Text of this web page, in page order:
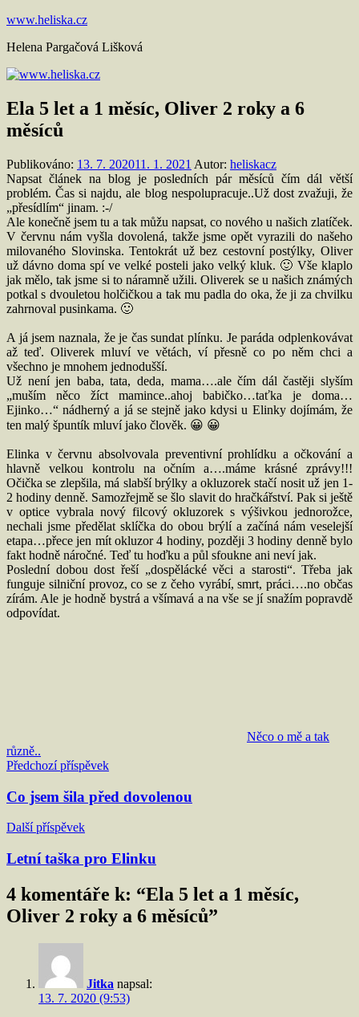
Přejít
obsahu
www.heliska.cz
Helena Pargačová Lišková
Ela 5 let a 1 měsíc, Oliver 2 roky a 6
měsíců
Publikováno: 13. 7. 202011. 1. 2021 Autor: heliskacz
Napsat článek na blog je posledních pár měsíců čím dál větší
problém. Čas si najdu, ale blog nespolupracuje..Už dost zvažuji, že
„přesídlím“ jinam. :-/
Ale konečně jsem tu a tak můžu napsat, co nového u našich zlatíček.
V červnu nám vyšla dovolená, takže jsme opět vyrazili do našeho
milovaného Slovinska. Tentokrát už bez cestovní postýlky, Oliver
už dávno doma spí ve velké posteli jako velký kluk. 🙂 Vše klaplo
jak mělo, tak jsme si to náramně užili. Oliverek se u našich známých
potkal s dvouletou holčičkou a tak mu padla do oka, že ji za chvilku
zahrnoval pusinkama. 🙂
A já jsem naznala, že je čas sundat plínku. Je paráda odplenkovávat
až teď. Oliverek mluví ve větách, ví přesně co po něm chci a
všechno je mnohem jednodušší.
Už není jen baba, tata, deda, mama….ale čím dál častěji slyším
„muším něco žíct mamince..ahoj babičko…taťka je doma…
Ejinko…“ nádherný a já se stejně jako kdysi u Elinky dojímám, že
ten malý špuntík mluví jako člověk. 😀 😀
Elinka v červnu absolvovala preventivní prohlídku a očkování a
hlavně velkou kontrolu na očním a….máme krásné zprávy!!!
Očička se zlepšila, má slabší brýlky a okluzorek stačí nosit už jen 1-
2 hodiny denně. Samozřejmě se šlo slavit do hračkářství. Pak si ještě
v optice vybrala nový filcový okluzorek s výšivkou jednorožce,
nechali jsme předělat sklíčka do obou brýlí a začíná nám veselejší
etapa…přece jen mít okluzor 4 hodiny, později 3 hodiny denně bylo
fakt hodně náročné. Teď tu hoďku a půl sfoukne ani neví jak.
Poslední dobou dost řeší „dospělácké věci a starosti“. Třeba jak
funguje silniční provoz, co se z čeho vyrábí, smrt, práci….no občas
zírám. Ale je hodně bystrá a všímavá a na vše se jí snažím popravdě
odpovídat.
Něco o mě a tak
různě..
Navigace
pro
příspěvek
Předchozí příspěvek
Co jsem šila před dovolenou
Další příspěvek
Letní taška pro Elinku
4 komentáře k: “Ela 5 let a 1 měsíc,
Oliver 2 roky a 6 měsíců”
Jitka napsal:
13. 7. 2020 (9:53)